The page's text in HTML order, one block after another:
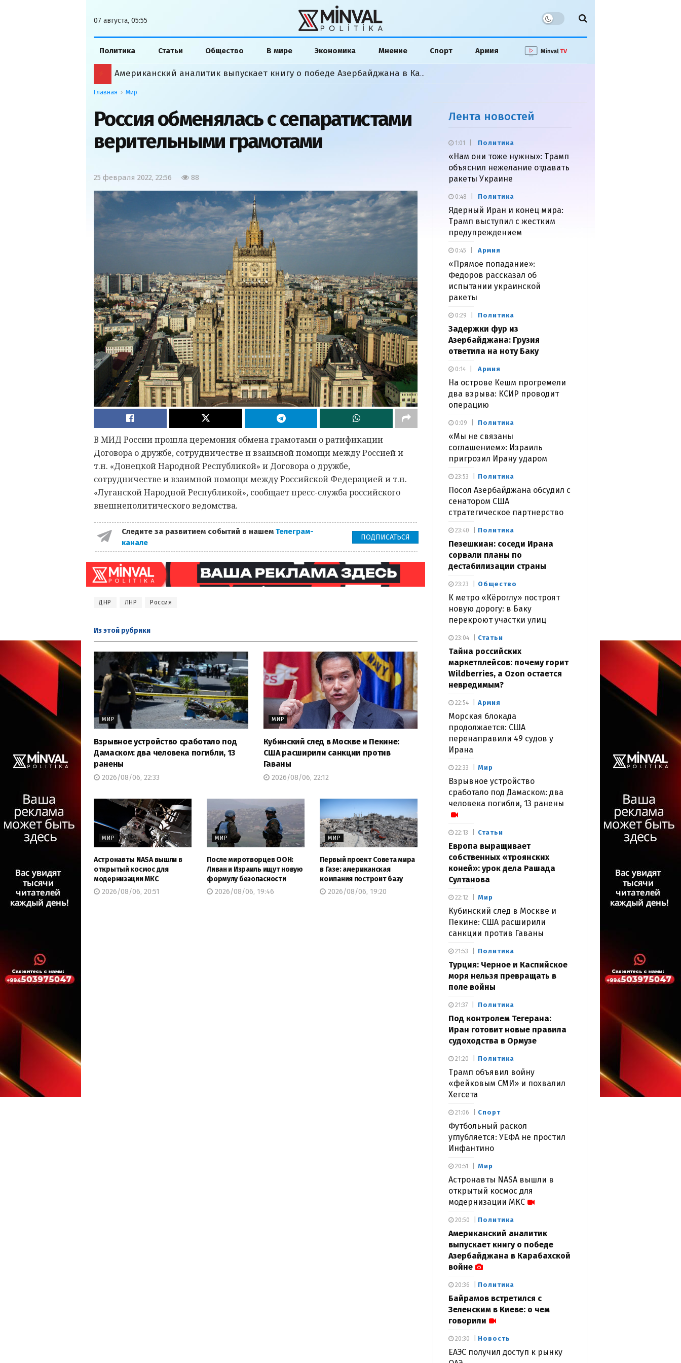
07 августа, 05:55
Политика Статьи Общество В мире Экономика Мнение Спорт Армия
Американский аналитик выпускает книгу о победе Азербайджана в Карабахской войне
Главная Мир
Россия обменялась с сепаратистами
верительными грамотами
25 февраля 2022, 22:56 88
В МИД России прошла церемония обмена грамотами о ратификации
Договора о дружбе, сотрудничестве и взаимной помощи между Россией и
т.н. «Донецкой Народной Республикой» и Договора о дружбе,
сотрудничестве и взаимной помощи между Российской Федерацией и т.н.
«Луганской Народной Республикой», сообщает пресс-служба российского
внешнеполитического ведомства.
Следите за развитием событий в нашем Телеграм-
канале
ПОДПИСАТЬСЯ
ДНР ЛНР Россия
Из этой рубрики
МИР
Взрывное устройство сработало под
Дамаском: два человека погибли, 13
ранены
2026/08/06, 22:33
МИР
Кубинский след в Москве и Пекине:
США расширили санкции против
Гаваны
2026/08/06, 22:12
МИР
Астронавты NASA вышли в
открытый космос для
модернизации МКС
2026/08/06, 20:51
МИР
После миротворцев ООН:
Ливан и Израиль ищут новую
формулу безопасности
2026/08/06, 19:46
МИР
Первый проект Совета мира
в Газе: американская
компания построит базу
2026/08/06, 19:20
Лента новостей
Политика
«Нам они тоже нужны»: Трамп
объяснил нежелание отдавать
ракеты Украине
1:01
Политика
Ядерный Иран и конец мира:
Трамп выступил с жестким
предупреждением
0:48
Армия
«Прямое попадание»:
Федоров рассказал об
испытании украинской
ракеты
0:45
Политика
Задержки фур из
Азербайджана: Грузия
ответила на ноту Баку
0:29
Армия
На острове Кешм прогремели
два взрыва: КСИР проводит
операцию
0:14
Политика
«Мы не связаны
соглашением»: Израиль
пригрозил Ирану ударом
0:09
Политика
Посол Азербайджана обсудил с
сенатором США
стратегическое партнерство
23:53
Политика
Пезешкиан: соседи Ирана
сорвали планы по
дестабилизации страны
23:40
Общество
К метро «Кёроглу» построят
новую дорогу: в Баку
перекроют участки улиц
23:23
Статьи
Тайна российских
маркетплейсов: почему горит
Wildberries, а Ozon остается
невредимым?
23:04
Армия
Морская блокада
продолжается: США
перенаправили 49 судов у
Ирана
22:54
Мир
Взрывное устройство
сработало под Дамаском: два
человека погибли, 13 ранены
22:33
Статьи
Европа выращивает
собственных «троянских
коней»: урок дела Рашада
Султанова
22:13
Мир
Кубинский след в Москве и
Пекине: США расширили
санкции против Гаваны
22:12
Политика
Турция: Черное и Каспийское
моря нельзя превращать в
поле войны
21:53
Политика
Под контролем Тегерана:
Иран готовит новые правила
судоходства в Ормузе
21:37
Политика
Трамп объявил войну
«фейковым СМИ» и похвалил
Хегсета
21:20
Спорт
Футбольный раскол
углубляется: УЕФА не простил
Инфантино
21:06
Мир
Астронавты NASA вышли в
открытый космос для
модернизации МКС
20:51
Политика
Американский аналитик
выпускает книгу о победе
Азербайджана в Карабахской
войне
20:50
Политика
Байрамов встретился с
Зеленским в Киеве: о чем
говорили
20:36
Новость
ЕАЭС получил доступ к рынку
20:30